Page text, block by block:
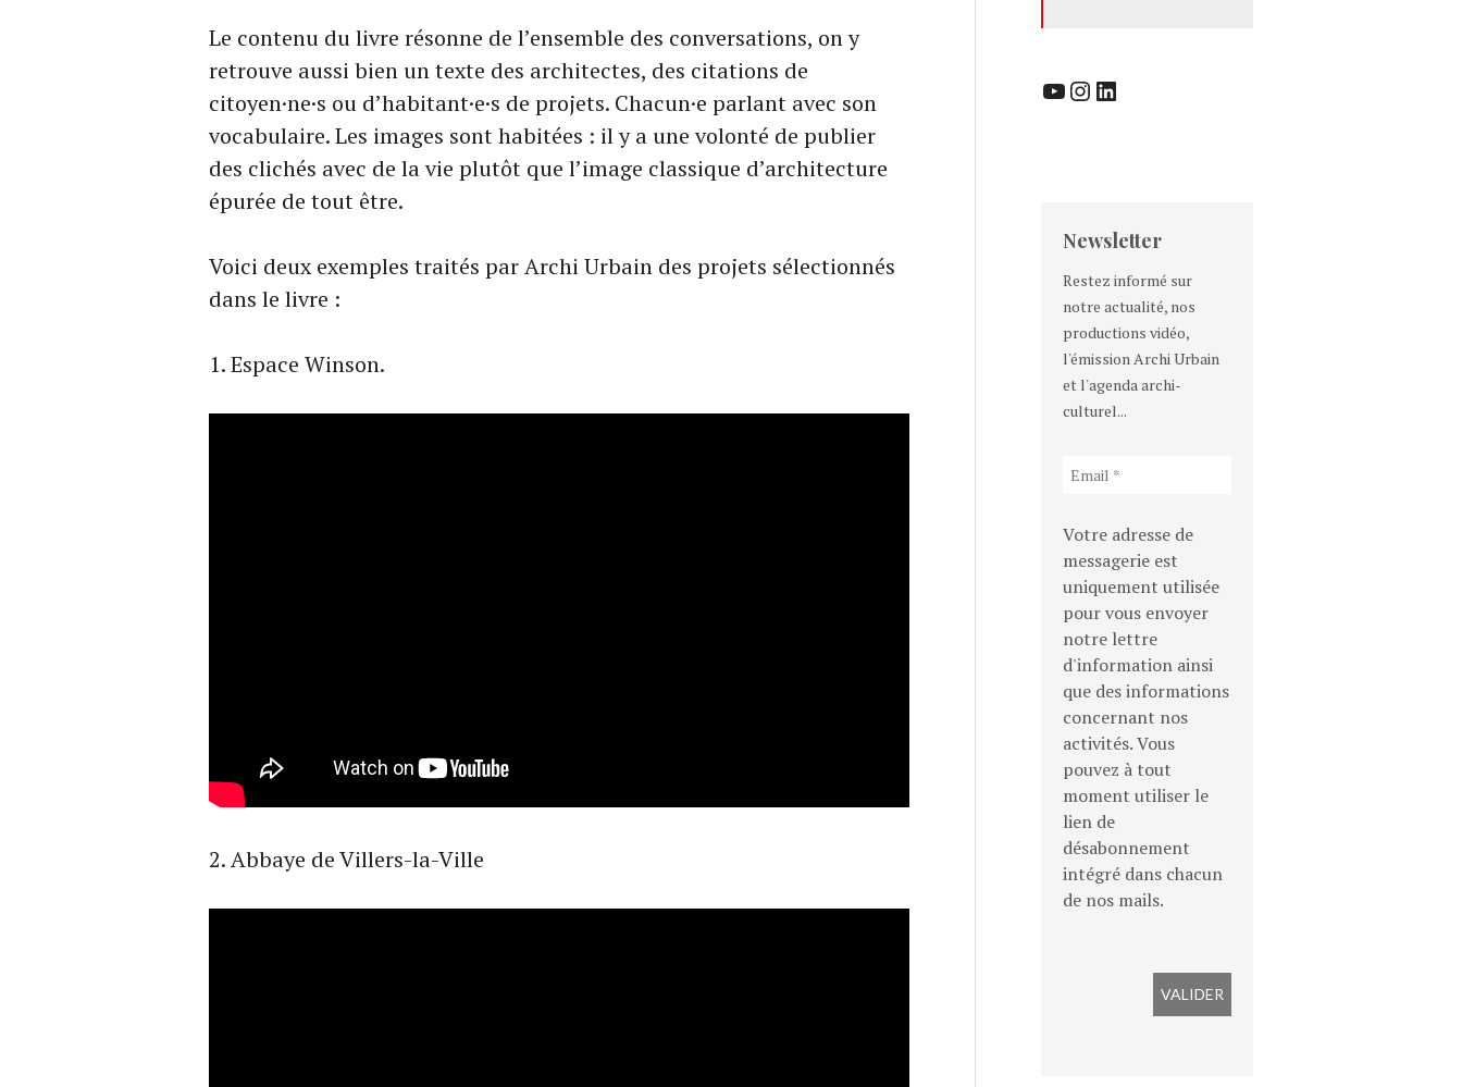
Le contenu du livre résonne de l’ensemble des conversations, on y
retrouve aussi bien un texte des architectes, des citations de
citoyen·ne·s ou d’habitant·e·s de projets. Chacun·e parlant avec son
vocabulaire. Les images sont habitées : il y a une volonté de publier
des clichés avec de la vie plutôt que l’image classique d’architecture
épurée de tout être.
Voici deux exemples traités par Archi Urbain des projets sélectionnés
dans le livre :
Espace Winson.
2. Abbaye de Villers-la-Ville
YouTube InstagramLinkedIn
Newsletter
Restez informé sur
notre actualité, nos
productions vidéo,
l'émission Archi Urbain
et l'agenda archi-
culturel...
Votre adresse de
messagerie est
uniquement utilisée
pour vous envoyer
notre lettre
d'information ainsi
que des informations
concernant nos
activités. Vous
pouvez à tout
moment utiliser le
lien de
désabonnement
intégré dans chacun
de nos mails.